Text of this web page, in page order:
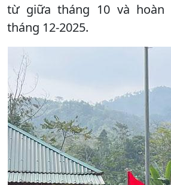
từ giữa tháng 10 và hoàn
tháng 12-2025.